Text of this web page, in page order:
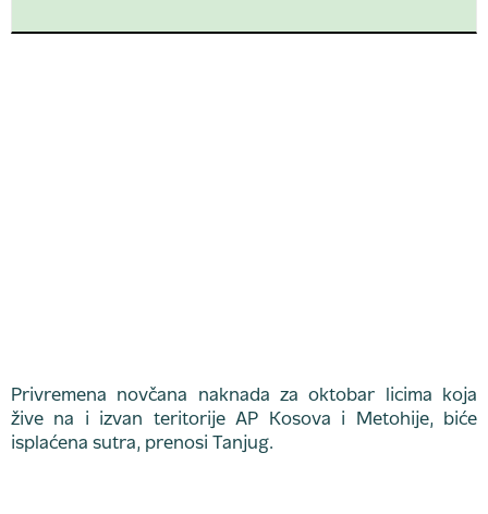
Privremena novčana naknada za oktobar licima koja
žive na i izvan teritorije AP Kosova i Metohije, biće
isplaćena sutra, prenosi Tanjug.